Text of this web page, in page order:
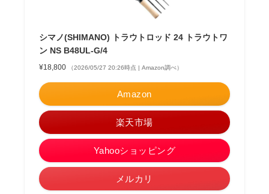
シマノ(SHIMANO) トラウトロッド 24 トラウトワ
ン NS B48UL-G/4
¥18,800 （2026/05/27 20:26時点 | Amazon調べ）
Amazon
楽天市場
Yahooショッピング
メルカリ